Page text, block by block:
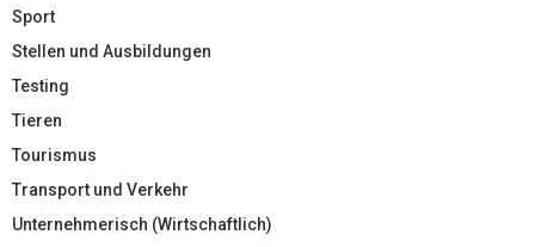
Sport
Stellen und Ausbildungen
Testing
Tieren
Tourismus
Transport und Verkehr
Unternehmerisch (Wirtschaftlich)